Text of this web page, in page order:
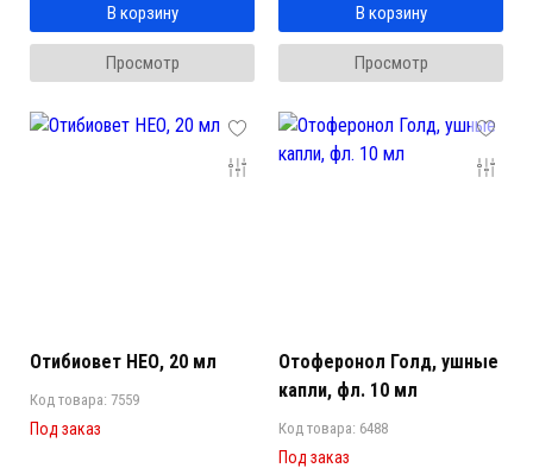
В корзину
Просмотр
В корзину
Просмотр
Отибиовет НЕО, 20 мл
Код товара: 7559
Под заказ
Отоферонол Голд, ушные
капли, фл. 10 мл
Код товара: 6488
Под заказ